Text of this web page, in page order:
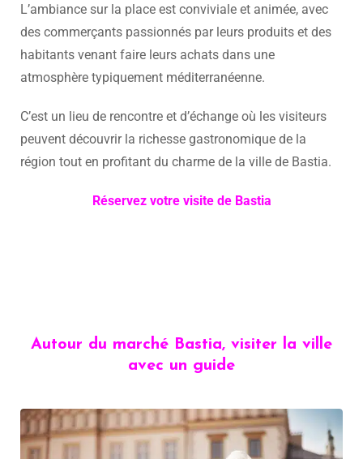
L’ambiance sur la place est conviviale et animée, avec
des commerçants passionnés par leurs produits et des
habitants venant faire leurs achats dans une
atmosphère typiquement méditerranéenne.
C’est un lieu de rencontre et d’échange où les visiteurs
peuvent découvrir la richesse gastronomique de la
région tout en profitant du charme de la ville de Bastia.
Réservez votre visite de Bastia
Autour du marché Bastia, visiter la ville
avec un guide